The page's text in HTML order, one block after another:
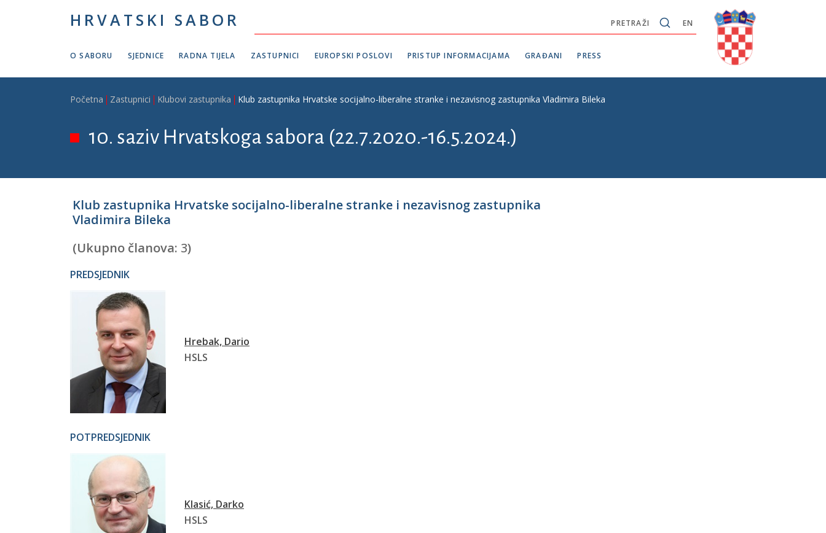
HRVATSKI SABOR EN
PRETRAŽI
O SABORU SJEDNICE RADNA TIJELA ZASTUPNICI EUROPSKI POSLOVI PRISTUP INFORMACIJAMA GRAĐANI PRESS
Breadcrumb
Početna Zastupnici Klubovi zastupnika Klub zastupnika Hrvatske socijalno-liberalne stranke i nezavisnog zastupnika Vladimira Bileka
10. saziv Hrvatskoga sabora (22.7.2020.-16.5.2024.)
Klub zastupnika Hrvatske socijalno-liberalne stranke i nezavisnog zastupnika
Vladimira Bileka
(Ukupno članova: 3)
PREDSJEDNIK
Hrebak, Dario
HSLS
POTPREDSJEDNIK
Klasić, Darko
HSLS